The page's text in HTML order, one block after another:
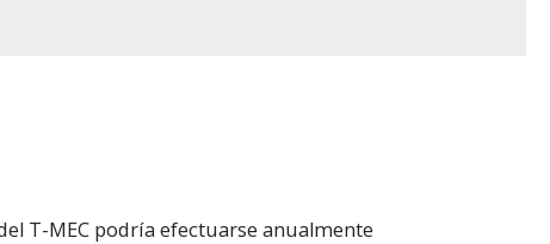
T-MEC podría efectuarse anualmente